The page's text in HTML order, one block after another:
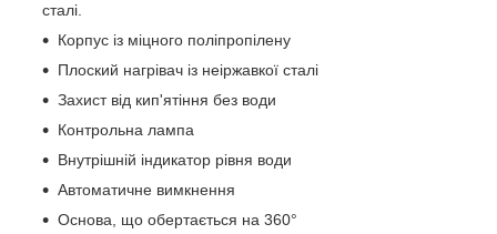
сталі.
Корпус із міцного поліпропілену
Плоский нагрівач із неіржавкої сталі
Захист від кип'ятіння без води
Контрольна лампа
Внутрішній індикатор рівня води
Автоматичне вимкнення
Основа, що обертається на 360°